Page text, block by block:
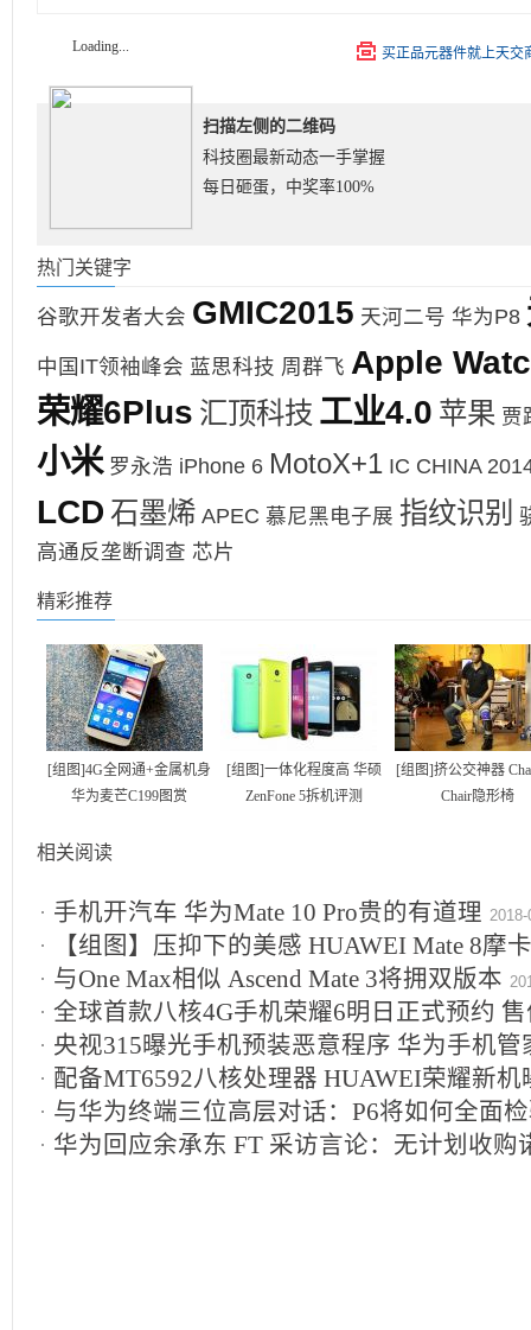
Loading... 买正品元器件就上天交
扫描左侧的二维码
科技圈最新动态一手掌握
每日砸蛋，中奖率100%
热门关键字
谷歌开发者大会 GMIC2015 天河二号 华为P8
中国IT领袖峰会 蓝思科技 周群飞 Apple
荣耀6Plus 汇顶科技 工业4.0 苹果 贾
小米 罗永浩 iPhone 6 MotoX+1 IC CHINA
LCD 石墨烯 APEC 慕尼黑电子展 指纹识别
高通反垄断调查 芯片
精彩推荐
[组图]4G全网通+金属机身
华为麦芒C199图赏
[组图]一体化程度高 华硕
ZenFone 5拆机评测
[组图]挤公交神器
Chair隐形椅
相关阅读
手机开汽车 华为Mate 10 Pro贵的有道理 2018-
【组图】压抑下的美感 HUAWEI Mate 8摩
与One Max相似 Ascend Mate 3将拥双版本
全球首款八核4G手机荣耀6明日正式预约
央视315曝光手机预装恶意程序 华为手机
2014-03-16
配备MT6592八核处理器 HUAWEI荣耀新机
与华为终端三位高层对话：P6将如何全面
2013-06-24
华为回应余承东 FT 采访言论：无计划收购